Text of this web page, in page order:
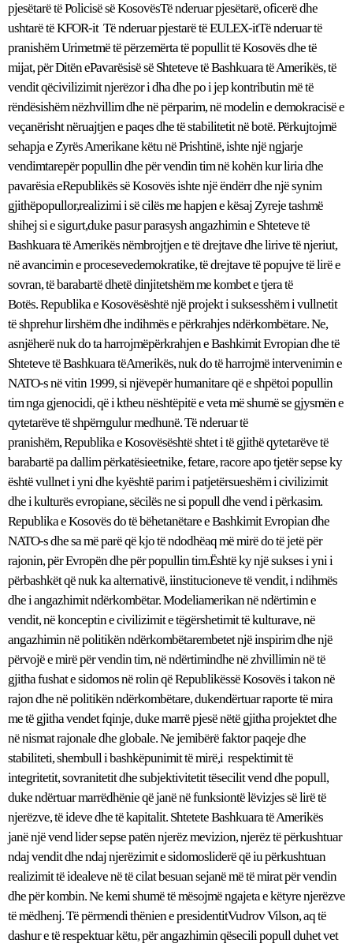
pjesëtarë të Policisë së KosovësTë nderuar pjesëtarë, oficerë dhe
ushtarë të KFOR-it Të nderuar pjestarë të EULEX-itTë nderuar të
pranishëm Urimetmë të përzemërta të popullit të Kosovës dhe të
mijat, për Ditën ePavarësisë së Shteteve të Bashkuara të Amerikës, të
vendit qëcivilizimit njerëzor i dha dhe po i jep kontributin më të
rëndësishëm nëzhvillim dhe në përparim, në modelin e demokracisë e
veçanërisht nëruajtjen e paqes dhe të stabilitetit në botë. Përkujtojmë
sehapja e Zyrës Amerikane këtu në Prishtinë, ishte një ngjarje
vendimtarepër popullin dhe për vendin tim në kohën kur liria dhe
pavarësia eRepublikës së Kosovës ishte një ëndërr dhe një synim
gjithëpopullor,realizimi i së cilës me hapjen e kësaj Zyreje tashmë
shihej si e sigurt,duke pasur parasysh angazhimin e Shteteve të
Bashkuara të Amerikës nëmbrojtjen e të drejtave dhe lirive të njeriut,
në avancimin e procesevedemokratike, të drejtave të popujve të lirë e
sovran, të barabartë dhetë dinjitetshëm me kombet e tjera të
Botës. Republika e Kosovësështë një projekt i suksesshëm i vullnetit
të shprehur lirshëm dhe indihmës e përkrahjes ndërkombëtare. Ne,
asnjëherë nuk do ta harrojmëpërkrahjen e Bashkimit Evropian dhe të
Shteteve të Bashkuara tëAmerikës, nuk do të harrojmë intervenimin e
NATO-s në vitin 1999, si njëvepër humanitare që e shpëtoi popullin
tim nga gjenocidi, që i ktheu nështëpitë e veta më shumë se gjysmën e
qytetarëve të shpërngulur medhunë. Të nderuar të
pranishëm, Republika e Kosovësështë shtet i të gjithë qytetarëve të
barabartë pa dallim përkatësieetnike, fetare, racore apo tjetër sepse ky
është vullnet i yni dhe kyështë parim i patjetërsueshëm i civilizimit
dhe i kulturës evropiane, sëcilës ne si popull dhe vend i përkasim.
Republika e Kosovës do të bëhetanëtare e Bashkimit Evropian dhe
NATO-s dhe sa më parë që kjo të ndodhëaq më mirë do të jetë për
rajonin, për Evropën dhe për popullin tim.Është ky një sukses i yni i
përbashkët që nuk ka alternativë, iinstitucioneve të vendit, i ndihmës
dhe i angazhimit ndërkombëtar. Modeliamerikan në ndërtimin e
vendit, në konceptin e civilizimit e tëgërshetimit të kulturave, në
angazhimin në politikën ndërkombëtarembetet një inspirim dhe një
përvojë e mirë për vendin tim, në ndërtimindhe në zhvillimin në të
gjitha fushat e sidomos në rolin që Republikëssë Kosovës i takon në
rajon dhe në politikën ndërkombëtare, dukendërtuar raporte të mira
me të gjitha vendet fqinje, duke marrë pjesë nëtë gjitha projektet dhe
në nismat rajonale dhe globale. Ne jemibërë faktor paqeje dhe
stabiliteti, shembull i bashkëpunimit të mirë,i respektimit të
integritetit, sovranitetit dhe subjektivitetit tësecilit vend dhe popull,
duke ndërtuar marrëdhënie që janë në funksiontë lëvizjes së lirë të
njerëzve, të ideve dhe të kapitalit. Shtetete Bashkuara të Amerikës
janë një vend lider sepse patën njerëz mevizion, njerëz të përkushtuar
ndaj vendit dhe ndaj njerëzimit e sidomosliderë që iu përkushtuan
realizimit të idealeve në të cilat besuan sejanë më të mirat për vendin
dhe për kombin. Ne kemi shumë të mësojmë ngajeta e këtyre njerëzve
të mëdhenj. Të përmendi thënien e presidentitVudrov Vilson, aq të
dashur e të respektuar këtu, për angazhimin qësecili popull duhet vet